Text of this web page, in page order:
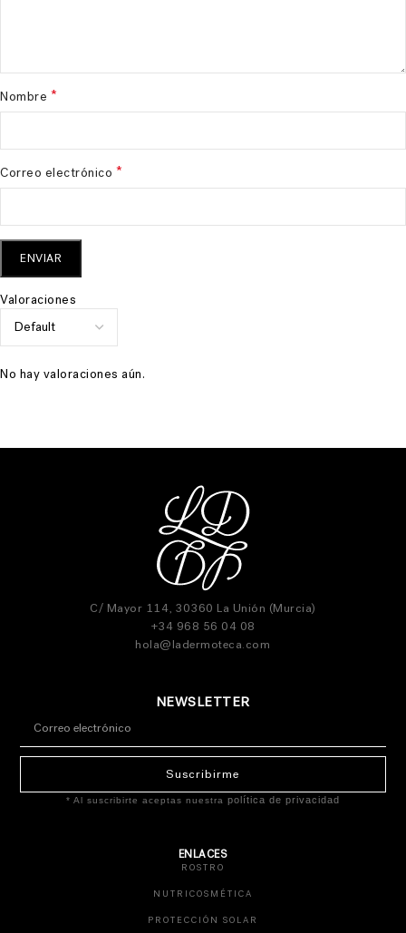
Valoraciones
No hay valoraciones aún.
Nombre *
Correo electrónico *
C/ Mayor 114, 30360 La Unión (Murcia)
+34 968 56 04 08
hola@ladermoteca.com
NEWSLETTER
Suscribirme
* Al suscribirte aceptas nuestra política de privacidad
ENLACES
ROSTRO
NUTRICOSMÉTICA
PROTECCIÓN SOLAR